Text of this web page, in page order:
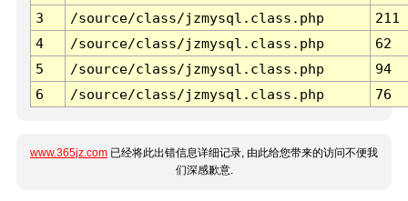
3 /source/class/jzmysql.class.php
211
4
/source/class/jzmysql.class.php
62
5
/source/class/jzmysql.class.php
94
6
/source/class/jzmysql.class.php 76
www.365jz.com 已经将此出错信息详细记录, 由此给您带来的访问不便我
们深感歉意.